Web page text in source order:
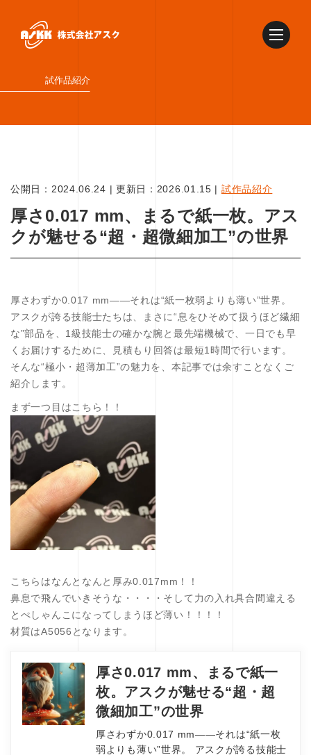
試作品紹介
公開日： 2024.06.24 | 更新日： 2026.01.15 | 試作品紹介
厚さ0.017 mm、まるで紙一枚。アス
クが魅せる“超・超微細加工”の世界
厚さわずか0.017 mm――それは“紙一枚弱よりも薄い”世界。
アスクが誇る技能士たちは、まさに“息をひそめて扱うほど繊細
な”部品を、1級技能士の確かな腕と最先端機械で、一日でも早
くお届けするために、見積もり回答は最短1時間で行います。
そんな“極小・超薄加工”の魅力を、本記事では余すことなくご
紹介します。
まず一つ目はこちら！！
こちらはなんとなんと厚み0.017mm！！
鼻息で飛んでいきそうな・・・・そして力の入れ具合間違える
とぺしゃんこになってしまうほど薄い！！！！
材質はA5056となります。
厚さ0.017 mm、まるで紙一
枚。アスクが魅せる“超・超
微細加工”の世界
厚さわずか0.017 mm――それは“紙一枚
弱よりも薄い”世界。 アスクが誇る技能士